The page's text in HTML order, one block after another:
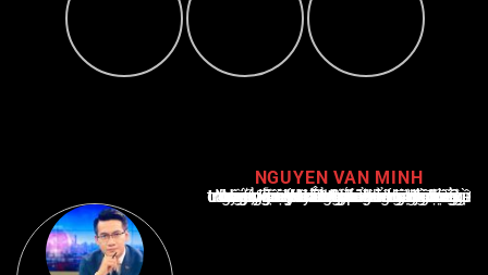
NGUYEN VAN MINH
Nguyễn Văn Minh là một trong những chuyên gia hàng đầu về báo cáo tin tức thể thao tại Việt Nam, với hơn 10 năm hoạt động trong ngành. Ông có kiến thức sâu rộng và kinh nghiệm đáng kể trong việc phân tích và báo cáo về các sự kiện thể thao hàng đầu. Sự hiểu biết sâu sắc của ông về ngành này đã giúp ông xây dựng uy tín và danh tiếng trong cộng đồng báo chí thể thao.